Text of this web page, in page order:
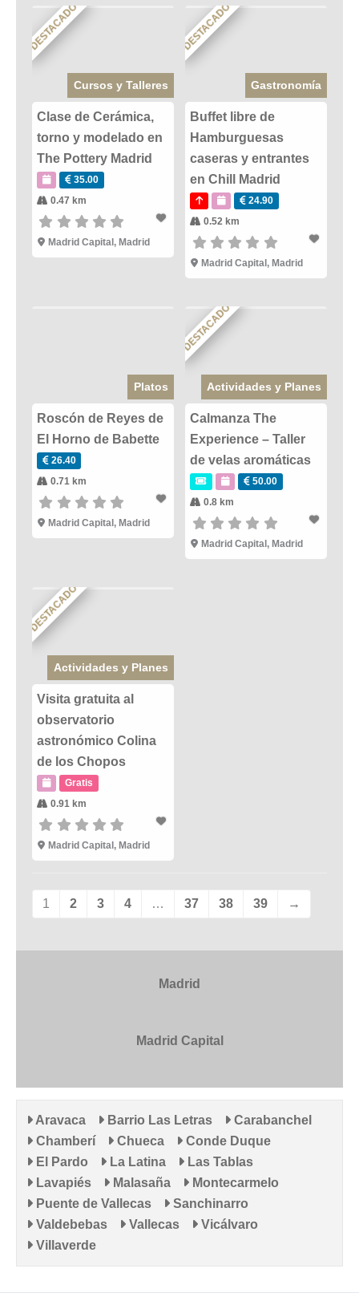
DESTACADO
Cursos y Talleres
Clase de Cerámica,
torno y modelado en
The Pottery Madrid
35.00
0.47 km
Madrid Capital , Madrid
DESTACADO
Gastronomía
Buffet libre de
Hamburguesas
caseras y entrantes
en Chill Madrid
24.90
0.52 km
Madrid Capital , Madrid
Platos
Roscón de Reyes de
El Horno de Babette
26.40
0.71 km
Madrid Capital , Madrid
DESTACADO
Actividades y Planes
Calmanza The
Experience – Taller
de velas aromáticas
50.00
0.8 km
Madrid Capital , Madrid
DESTACADO
Actividades y Planes
Visita gratuita al
observatorio
astronómico Colina
de los Chopos
Gratis
0.91 km
Madrid Capital , Madrid
1 2 3 4 … 37 38 39 →
Madrid
Madrid Capital
Aravaca Barrio Las Letras
Carabanchel
Chamberí
Chueca
Conde Duque
El Pardo
La Latina
Las Tablas
Lavapiés
Malasaña
Montecarmelo
Puente de Vallecas
Sanchinarro
Valdebebas
Vallecas
Vicálvaro
Villaverde